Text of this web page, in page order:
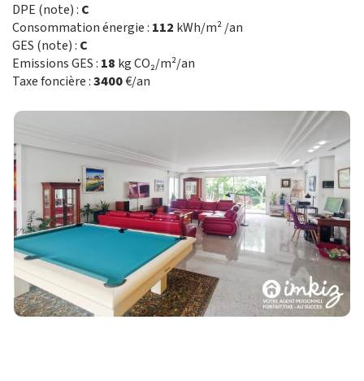
DPE (note) : C
Consommation énergie : 112 kWh/m² /an
GES (note) : C
Emissions GES : 18 kg CO₂/m²/an
Taxe foncière :3400€/an